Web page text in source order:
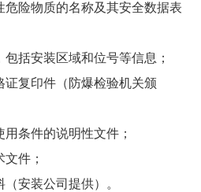
险物质的名称及其安全数据表
括安装区域和位号等信息；
复印件（防爆检验机关颁
条件的说明性文件；
文件；
（安装公司提供）。